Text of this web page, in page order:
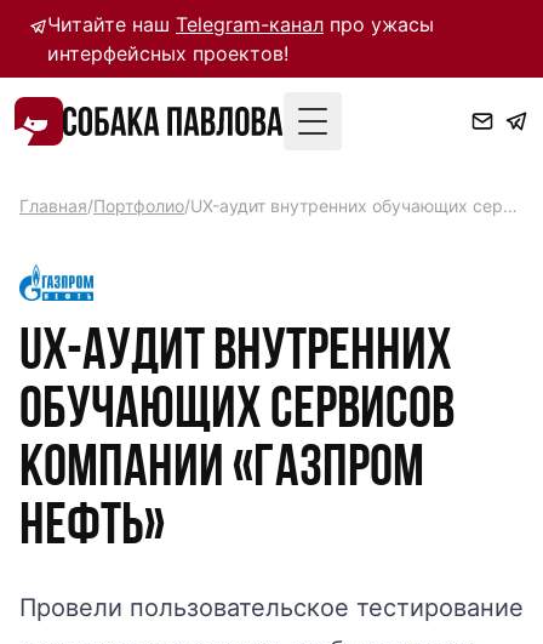
Читайте нашTelegram-канал про ужасы
интерфейсных проектов!
Toggle Menu
Главная/Портфолио/ UX-аудит внутренних обучающих сервисов компании «Газпром нефть»
UX-аудит внутренних
обучающих сервисов
компании «Газпром
нефть»
Провели пользовательское тестирование